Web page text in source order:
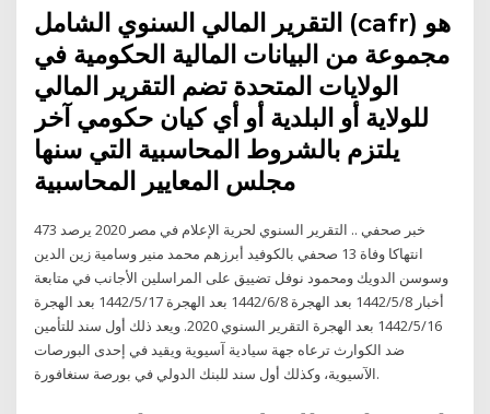
التقرير المالي السنوي الشامل (cafr) هو
مجموعة من البيانات المالية الحكومية في
الولايات المتحدة تضم التقرير المالي
للولاية أو البلدية أو أي كيان حكومي آخر
يلتزم بالشروط المحاسبية التي سنها
مجلس المعايير المحاسبية
خبر صحفي .. التقرير السنوي لحرية الإعلام في مصر 2020 يرصد 473
انتهاكا وفاة 13 صحفي بالكوفيد أبرزهم محمد منير وسامية زين الدين
وسوسن الدويك ومحمود نوفل تضييق على المراسلين الأجانب في متابعة
أخبار 8‏‏/5‏‏/1442 بعد الهجرة 8‏‏/6‏‏/1442 بعد الهجرة 17‏‏/5‏‏/1442 بعد الهجرة
16‏‏/5‏‏/1442 بعد الهجرة التقرير السنوي 2020. ويعد ذلك أول سند للتأمين
ضد الكوارث ترعاه جهة سيادية آسيوية ويقيد في إحدى البورصات
الآسيوية، وكذلك أول سند للبنك الدولي في بورصة سنغافورة.